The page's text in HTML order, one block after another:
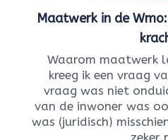
Maatwerk in de
Waarom
kreeg ik een vraag
vraag was niet
van de inwoner was
was (juridisch)